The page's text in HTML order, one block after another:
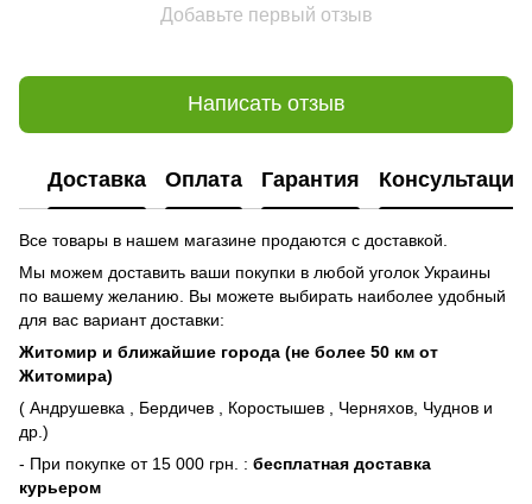
Добавьте первый отзыв
Написать отзыв
Доставка Оплата Гарантия Консультация
Все товары в нашем магазине продаются с доставкой.
Мы можем доставить ваши покупки в любой уголок Украины
по вашему желанию. Вы можете выбирать наиболее удобный
для вас вариант доставки:
Житомир и ближайшие города (не более 50 км от
Житомира)
( Андрушевка , Бердичев , Коростышев , Черняхов, Чуднов и
др.)
- При покупке от 15 000 грн. : бесплатная доставка
курьером